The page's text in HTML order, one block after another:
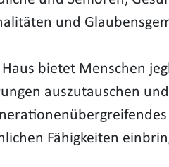
und
bietet Menschen
auszutauschen
Fähigkeiten